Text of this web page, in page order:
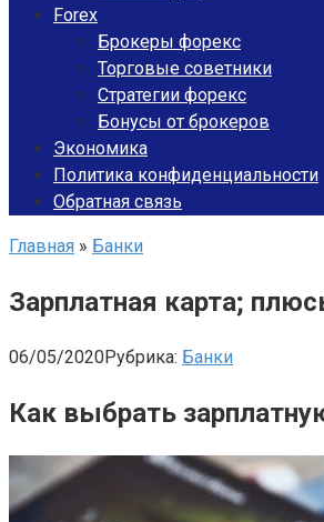
Forex
Брокеры форекс
Торговые советники
Стратегии форекс
Бонусы от брокеров
Экономика
Политика конфиденциальности
Обратная связь
Главная » Банки
Зарплатная карта;
06/05/2020Рубрика: Банки
Как выбрать